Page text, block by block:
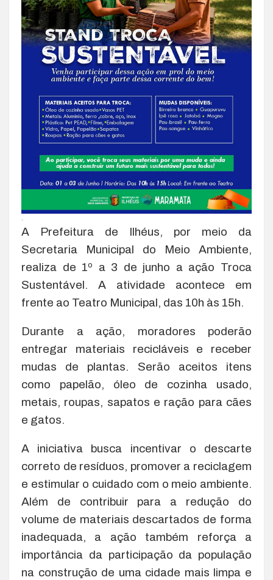
.
A Prefeitura de Ilhéus, por meio da
Secretaria Municipal do Meio Ambiente,
realiza de 1º a 3 de junho a ação Troca
Sustentável. A atividade acontece em
frente ao Teatro Municipal, das 10h às 15h.
Durante a ação, moradores poderão
entregar materiais recicláveis e receber
mudas de plantas. Serão aceitos itens
como papelão, óleo de cozinha usado,
metais, roupas, sapatos e ração para cães
e gatos.
A iniciativa busca incentivar o descarte
correto de resíduos, promover a reciclagem
e estimular o cuidado com o meio ambiente.
Além de contribuir para a redução do
volume de materiais descartados de forma
inadequada, a ação também reforça a
importância da participação da população
na construção de uma cidade mais limpa e